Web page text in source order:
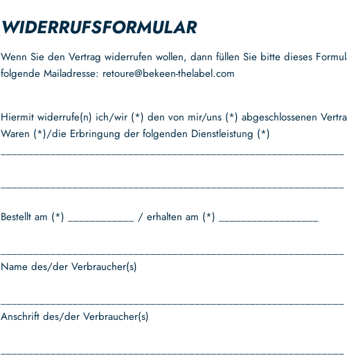
WIDERRUFSFORMULAR
Wenn Sie den Vertrag widerrufen wollen, dann füllen Sie bitte dieses
folgende Mailadresse: retoure@bekeen-thelabel.com
Hiermit widerrufe(n) ich/wir (*) den von mir/uns (*) abgeschlossenen
Waren (*)/die Erbringung der folgenden Dienstleistung (*)
Bestellt am (*) ____________ / erhalten am (*) __________________
Name des/der Verbraucher(s)
Anschrift des/der Verbraucher(s)